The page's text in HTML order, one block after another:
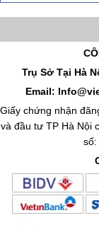
Trụ Sở Tại Hà
Email:
Giấy chứng nhận
và đầu tư TP Hà Nội
số: